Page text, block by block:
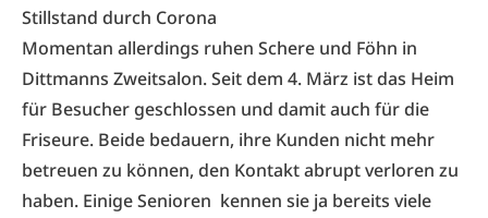
Stillstand durch Corona
Momentan allerdings ruhen Schere und Föhn in
Dittmanns Zweitsalon. Seit dem 4. März ist das Heim
für Besucher geschlossen und damit auch für die
Friseure. Beide bedauern, ihre Kunden nicht mehr
betreuen zu können, den Kontakt abrupt verloren zu
haben. Einige Senioren kennen sie ja bereits viele